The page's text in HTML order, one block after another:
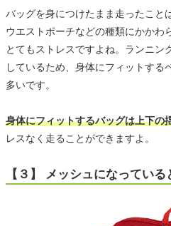
バッグを身につけたまま走ったこと
ウエストポーチなどの種類にかかわ
とてもストレスですよね。ランニン
しているため、身体にフィットする
多いです。
身体にフィットするバッグは上下の
レスなく走ることができますよ。
【３】 メッシュになってい